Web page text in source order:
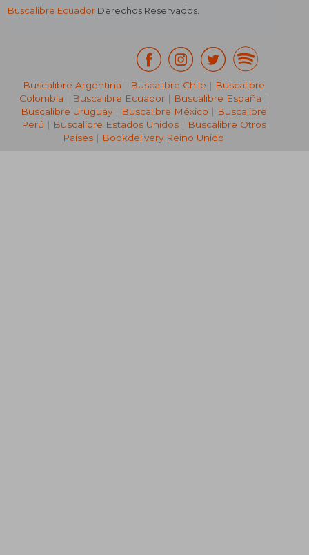
Buscalibre Ecuador Derechos Reservados.
Buscalibre Argentina | Buscalibre Chile | Buscalibre
Colombia | Buscalibre Ecuador | Buscalibre España |
Buscalibre Uruguay| Buscalibre México | Buscalibre
Perú | Buscalibre Estados Unidos| Buscalibre Otros
Países | Bookdelivery Reino Unido